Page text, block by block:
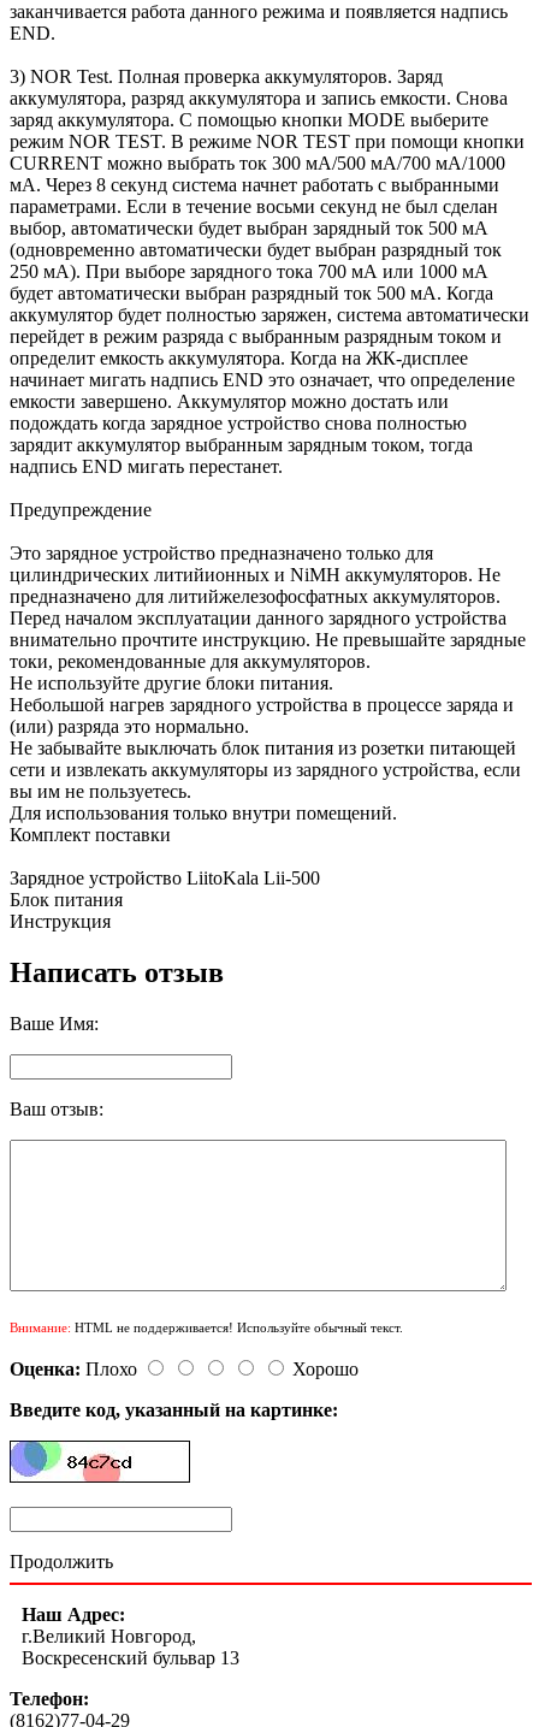
заканчивается работа данного режима и появляется надпись
END.
3) NOR Test. Полная проверка аккумуляторов. Заряд
аккумулятора, разряд аккумулятора и запись емкости. Снова
заряд аккумулятора. С помощью кнопки MODE выберите
режим NOR TEST. В режиме NOR TEST при помощи кнопки
CURRENT можно выбрать ток 300 мА/500 мА/700 мА/1000
мА. Через 8 секунд система начнет работать с выбранными
параметрами. Если в течение восьми секунд не был сделан
выбор, автоматически будет выбран зарядный ток 500 мА
(одновременно автоматически будет выбран разрядный ток
250 мА). При выборе зарядного тока 700 мА или 1000 мА
будет автоматически выбран разрядный ток 500 мА. Когда
аккумулятор будет полностью заряжен, система автоматически
перейдет в режим разряда с выбранным разрядным током и
определит емкость аккумулятора. Когда на ЖК-дисплее
начинает мигать надпись END это означает, что определение
емкости завершено. Аккумулятор можно достать или
подождать когда зарядное устройство снова полностью
зарядит аккумулятор выбранным зарядным током, тогда
надпись END мигать перестанет.
Предупреждение
Это зарядное устройство предназначено только для
цилиндрических литийионных и NiMH аккумуляторов. Не
предназначено для литийжелезофосфатных аккумуляторов.
Перед началом эксплуатации данного зарядного устройства
внимательно прочтите инструкцию. Не превышайте зарядные
токи, рекомендованные для аккумуляторов.
Не используйте другие блоки питания.
Небольшой нагрев зарядного устройства в процессе заряда и
(или) разряда это нормально.
Не забывайте выключать блок питания из розетки питающей
сети и извлекать аккумуляторы из зарядного устройства, если
вы им не пользуетесь.
Для использования только внутри помещений.
Комплект поставки
Зарядное устройство LiitoKala Lii-500
Блок питания
Инструкция
Написать отзыв
Ваше Имя:
Ваш отзыв:
Внимание: HTML не поддерживается! Используйте обычный текст.
Оценка: Плохо
Хорошо
Введите код, указанный на картинке:
Продолжить
Наш Адрес:
г.Великий Новгород,
Воскресенский бульвар 13
Телефон:
(8162)77-04-29